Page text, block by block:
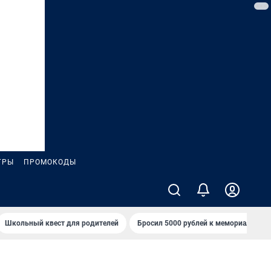
ПРОМОКОДЫ
Школьный квест для родителей Бросил 5000 рублей к мемориалу